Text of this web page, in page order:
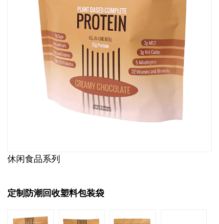
休闲食品系列
定制防潮回收塑料包装袋